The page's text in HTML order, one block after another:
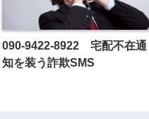
090-9422-8922 宅配不在通
知を装う詐欺SMS